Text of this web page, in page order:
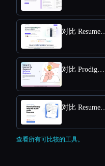
查看所有可比较的工具。